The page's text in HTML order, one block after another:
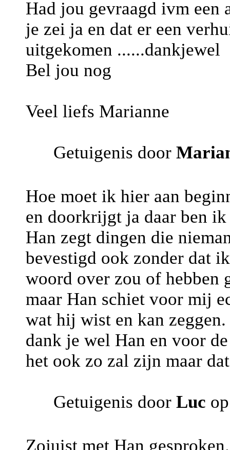
Had jou gevraagd ivm een
je zei ja en dat er een
uitgekomen ......dankjewel
Bel jou nog
Veel liefs Marianne
Getuigenis door
Hoe moet ik hier aan
en doorkrijgt ja daar ben
Han zegt dingen die
bevestigd ook zonder dat
woord over zou of hebben
maar Han schiet voor mij
wat hij wist en kan
dank je wel Han en voor
het ook zo zal zijn maar
Getuigenis door Luc
Zojuist met Han